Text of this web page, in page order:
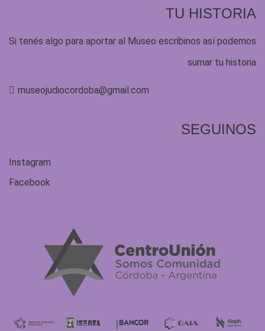
TU HISTORIA
Si tenés algo para aportar al Museo escribinos así podemos
sumar tu historia
museojudiocordoba@gmail.com
SEGUINOS
Instagram
Facebook